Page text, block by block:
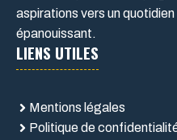
aspirations vers un
épanouissant.
LIENS UTILES
Mentions légales
Politique de